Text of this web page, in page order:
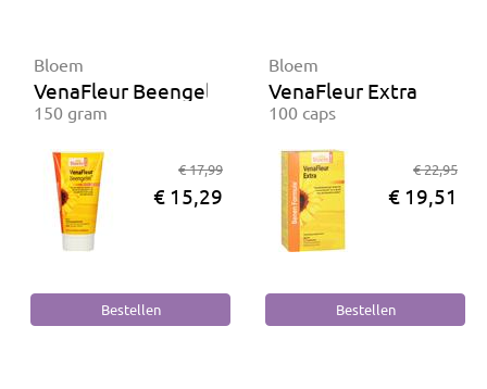
Bloem
VenaFleur Beengelei
150 gram
€ 17,99
€ 15,29
Bloem
VenaFleur Extra
100 caps
€ 22,95
€ 19,51